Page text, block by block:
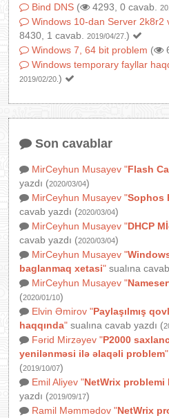
Bind DNS ( 4293, 0 cavab.
Windows 10-dan Server 2k8r2
8430, 1 cavab.
2019/04/27. )
Windows 7, 64 bit problem (
Windows temporary fayllar
2019/02/20. )
Son cavablar
MirCeyhun Musayev "Flash
yazdı (2020/03/04)
MirCeyhun Musayev "Sophos
cavab yazdı (2020/03/04)
MirCeyhun Musayev "DHCP
cavab yazdı (2020/03/04)
MirCeyhun Musayev "
baglanmaq xetasi" sualına
MirCeyhun Musayev "
(2020/01/10)
Elvin Əmirov "Paylaşılmış
haqqında" sualına cavab yazdı (
Fərid Mirzəyev "P2000
yenilənməsi ilə əlaqəli problem"
(2019/10/07)
Emil Aliyev "NetWrix problemi
yazdı (2019/09/17)
Ramil Məmmədov "NetWrix